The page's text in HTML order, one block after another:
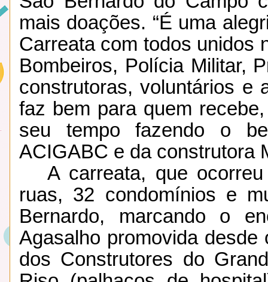
mais doações. “É uma
Carreata com todos unidos
Bombeiros, Polícia Militar,
construtoras, voluntários e
faz bem para quem
seu tempo fazendo o
ACIGABC e da construtora
A carreata, que
ruas, 32 condomínios e
Bernardo, marcando o
Agasalho promovida
dos Construtores do